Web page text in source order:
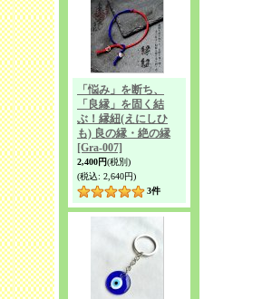
「悩み」を断ち、
「良縁」を固く結
ぶ！縁紐(えにしひ
も) 良の縁・絶の縁
[Gra-007]
2,400円(税別)
(税込: 2,640円)
3件